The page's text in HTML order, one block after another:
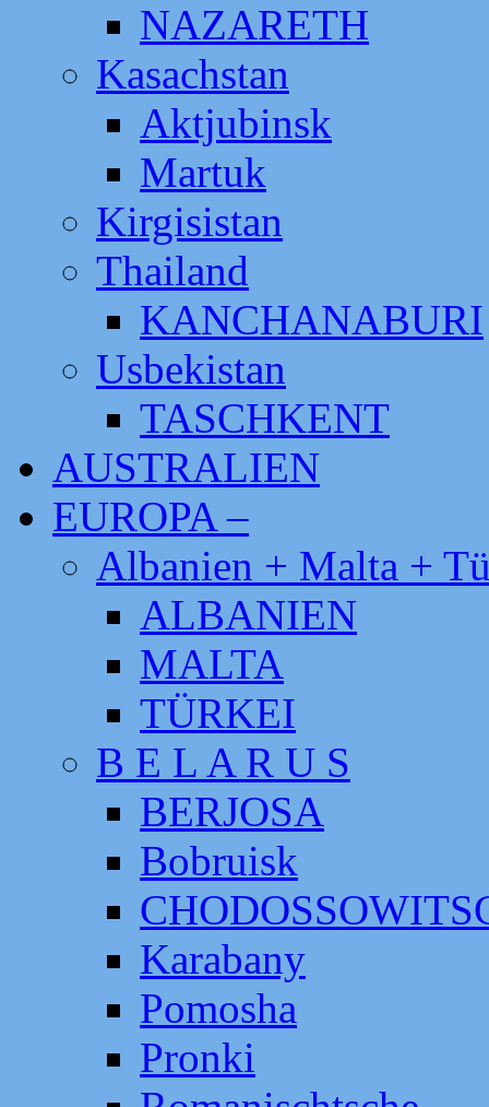
NAZARETH
Kasachstan
Aktjubinsk
Martuk
Kirgisistan
Thailand
KANCHANABURI
Usbekistan
TASCHKENT
AUSTRALIEN
EUROPA –
Albanien + Malta +
ALBANIEN
MALTA
TÜRKEI
B E L A R U S
BERJOSA
Bobruisk
Karabany
Pomosha
Pronki